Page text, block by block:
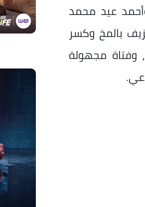
كلًا من: هاجر حسن حامد (30 عامًا)، وأحمد عيد محمد
– 55 عامًا) متأثرًا بنزيف بالمخ وكسر
حاد بالمخ، وفتاة مجهولة